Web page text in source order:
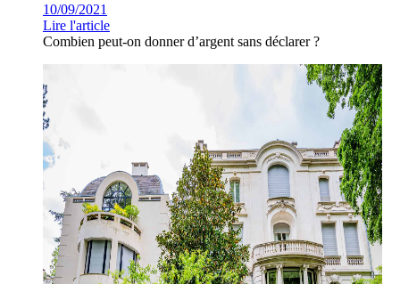
10/09/2021
Lire l'article
Combien peut-on donner d’argent sans déclarer ?